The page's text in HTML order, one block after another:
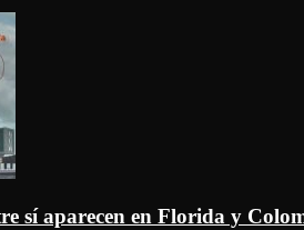
sí aparecen en Florida y